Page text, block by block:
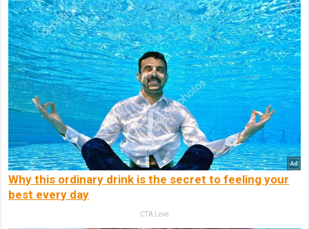
Why this ordinary drink is the secret to feeling your
best every day
CTA Love